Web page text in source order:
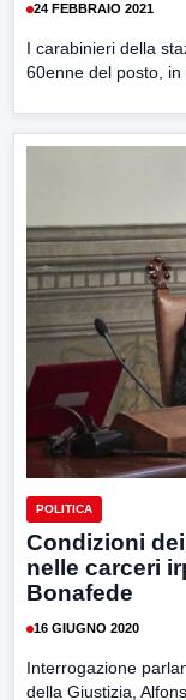
24 FEBBRAIO 2021
I carabinieri della
60enne del posto, in
POLITICA
Condizioni
nelle carceri
Bonafede
16 GIUGNO 2020
Interrogazione
della Giustizia,